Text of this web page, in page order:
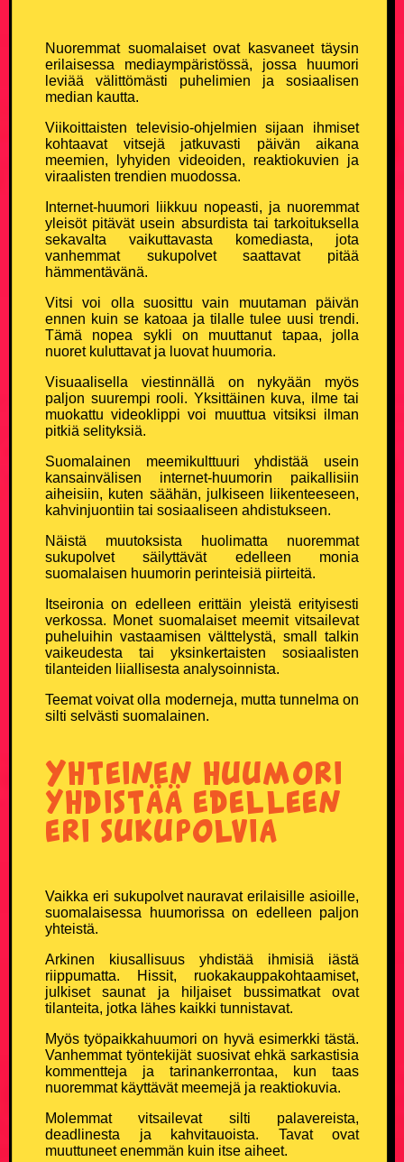
KATSO, KUUNTELE TAI PELAA
Kaikki vitsit
Kuuntele valmiiksi luettuja vitsejä
Pelaa Vitsien Vitsit -peliä ja voita
Satunnainen vitsi
Vitsi & huumori artikkelit
TIEDÄTKÖ HYVÄN VITSIN?
Lähetä oma vitsi ja tee historiaa
VERKKOKAUPPA
Miesten T-paidat
Naisten T-paidat
Lasten paidat
Lippikset ja myssyt
Mukit ja tarvikkeet
Vitsien Vitsit Verkkokauppa
SOSIAALINEN MEDIA
Youtube
TikTok
Instagram
Nuoremmat suomalaiset ovat kasvaneet täysin
erilaisessa mediaympäristössä, jossa huumori
leviää välittömästi puhelimien ja sosiaalisen
median kautta.
Viikoittaisten televisio-ohjelmien sijaan ihmiset
kohtaavat vitsejä jatkuvasti päivän aikana
meemien, lyhyiden videoiden, reaktiokuvien ja
viraalisten trendien muodossa.
Internet-huumori liikkuu nopeasti, ja nuoremmat
yleisöt pitävät usein absurdista tai tarkoituksella
sekavalta vaikuttavasta komediasta, jota
vanhemmat sukupolvet saattavat pitää
hämmentävänä.
Vitsi voi olla suosittu vain muutaman päivän
ennen kuin se katoaa ja tilalle tulee uusi trendi.
Tämä nopea sykli on muuttanut tapaa, jolla
nuoret kuluttavat ja luovat huumoria.
Visuaalisella viestinnällä on nykyään myös
paljon suurempi rooli. Yksittäinen kuva, ilme tai
muokattu videoklippi voi muuttua vitsiksi ilman
pitkiä selityksiä.
Suomalainen meemikulttuuri yhdistää usein
kansainvälisen internet-huumorin paikallisiin
aiheisiin, kuten säähän, julkiseen liikenteeseen,
kahvinjuontiin tai sosiaaliseen ahdistukseen.
Näistä muutoksista huolimatta nuoremmat
sukupolvet säilyttävät edelleen monia
suomalaisen huumorin perinteisiä piirteitä.
Itseironia on edelleen erittäin yleistä erityisesti
verkossa. Monet suomalaiset meemit vitsailevat
puheluihin vastaamisen välttelystä, small talkin
vaikeudesta tai yksinkertaisten sosiaalisten
tilanteiden liiallisesta analysoinnista.
Teemat voivat olla moderneja, mutta tunnelma on
silti selvästi suomalainen.
Yhteinen huumori
yhdistää edelleen
eri sukupolvia
Vaikka eri sukupolvet nauravat erilaisille asioille,
suomalaisessa huumorissa on edelleen paljon
yhteistä.
Arkinen kiusallisuus yhdistää ihmisiä iästä
riippumatta. Hissit, ruokakauppakohtaamiset,
julkiset saunat ja hiljaiset bussimatkat ovat
tilanteita, jotka lähes kaikki tunnistavat.
Myös työpaikkahuumori on hyvä esimerkki tästä.
Vanhemmat työntekijät suosivat ehkä sarkastisia
kommentteja ja tarinankerrontaa, kun taas
nuoremmat käyttävät meemejä ja reaktiokuvia.
Molemmat vitsailevat silti palavereista,
deadlinesta ja kahvitauoista. Tavat ovat
muuttuneet enemmän kuin itse aiheet.